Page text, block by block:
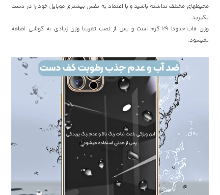
محیطهای مختلف نداشته باشید و با اعتماد به نفس بیشتری موبایل خود را در دست
بگیرید.
وزن قاب حدودا 29 گرم است و پس از نصب تقریبا وزن زیادی به گوشی اضافه
نمیشود.